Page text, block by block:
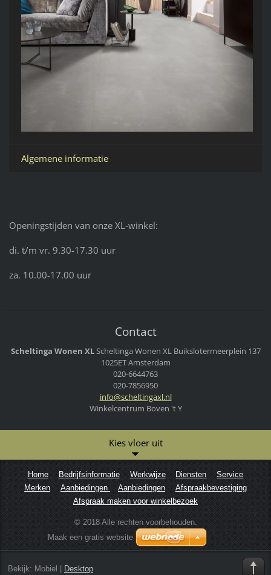
Algemene informatie
Openingstijden van onze XL-winkel:
di. t/m vr. 9.30-17.30 uur
za. 10.00-17.00 uur
Contact
Scheltinga Wonen XLScheltinga Wonen XLBuikslotermeerplein 137
1025ET Amsterdam
020-6644763
020-7856950
info@scheltingaxl.nl
Winkelcentrum Boven 't Y
Kies vloer uit
Home Bedrijfsinformatie Werkwijze Diensten
Service
Merken
Aanbiedingen Aanbiedingen
Afspraakbevestiging
Afspraak maken voor winkelbezoek
© 2018 Alle rechten voorbehouden.
Maak een gratis website
Bekijk: Mobiel Desktop